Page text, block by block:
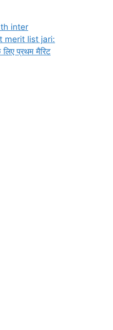
inter
merit list jari:
लिए प्रथम मैरिट